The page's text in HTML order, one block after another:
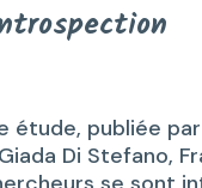
étude, publiée
Di Stefano,